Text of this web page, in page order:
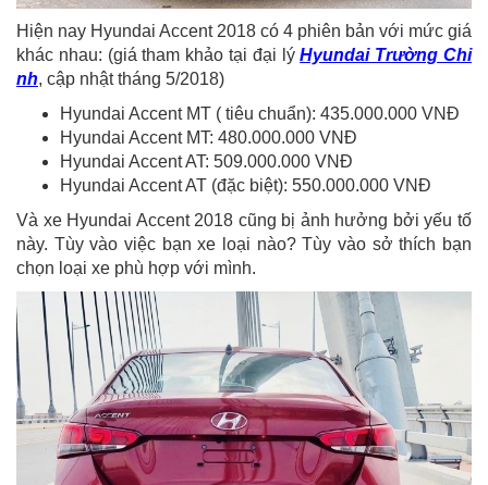
Hiện nay Hyundai Accent 2018 có 4 phiên bản với mức giá
khác nhau: (giá tham khảo tại đại lýHyundai Trường Chi
nh, cập nhật tháng 5/2018)
Hyundai Accent MT ( tiêu chuẩn): 435.000.000 VNĐ
Hyundai Accent MT: 480.000.000 VNĐ
Hyundai Accent AT: 509.000.000 VNĐ
Hyundai Accent AT (đặc biệt): 550.000.000 VNĐ
Và xe Hyundai Accent 2018 cũng bị ảnh hưởng bởi yếu tố
này. Tùy vào việc bạn xe loại nào? Tùy vào sở thích bạn
chọn loại xe phù hợp với mình.